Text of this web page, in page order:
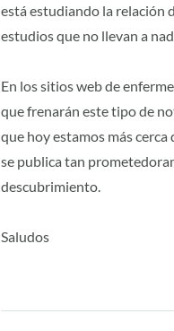
está estudiando la relación
estudios que no llevan a
En los sitios web de
que frenarán este tipo de
que hoy estamos más
se publica tan
descubrimiento.
Saludos